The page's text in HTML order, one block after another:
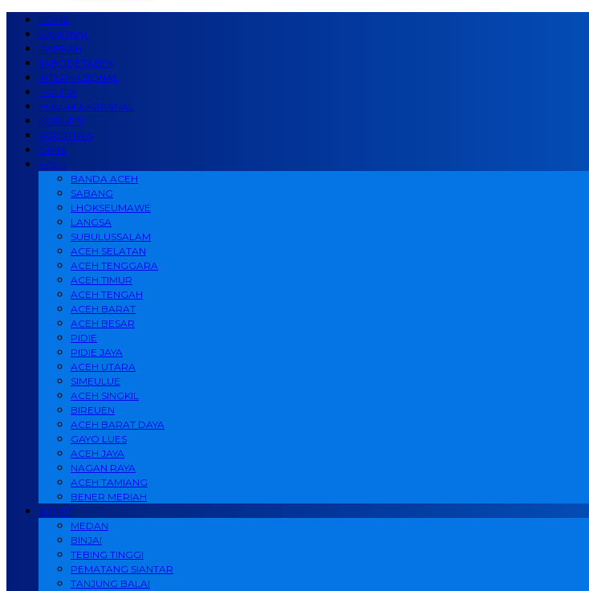
HOME
NASIONAL
DAERAH
JABODETABEK
INTERNASIONAL
POLITIK
HUKUM & KRIMINAL
KORUPSI
PERISTIWA
OPINI
ACEH
BANDA ACEH
SABANG
LHOKSEUMAWE
LANGSA
SUBULUSSALAM
ACEH SELATAN
ACEH TENGGARA
ACEH TIMUR
ACEH TENGAH
ACEH BARAT
ACEH BESAR
PIDIE
PIDIE JAYA
ACEH UTARA
SIMEULUE
ACEH SINGKIL
BIREUEN
ACEH BARAT DAYA
GAYO LUES
ACEH JAYA
NAGAN RAYA
ACEH TAMIANG
BENER MERIAH
SUMUT
MEDAN
BINJAI
TEBING TINGGI
PEMATANG SIANTAR
TANJUNG BALAI